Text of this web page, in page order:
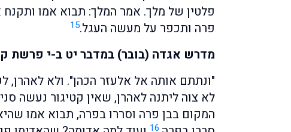
פלטין של מלך. אמר המלך: תבוא אמו
פרה ותכפר על מעשה העגל.15
מדרש אגדה (בובר) במדבר יט ב-י פרשת
"ונתתם אותה אל אלעזר הכהן". ולא
לא צוה ליתנה לאהרן, שאין קטיגור נעשה
המקום בבן פרה וסררו בפרה, תבוא אמו
16